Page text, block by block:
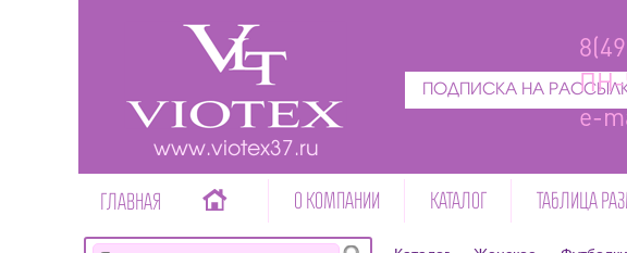
www.viotex37.ru
ПОДПИСКА НА
ПН-
e-
ГЛАВНАЯ О КОМПАНИИ КАТАЛОГ ТАБЛИЦА